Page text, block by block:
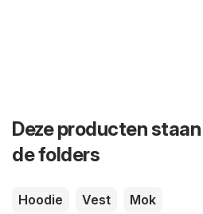
Deze producten
de folders
Hoodie Vest Mok